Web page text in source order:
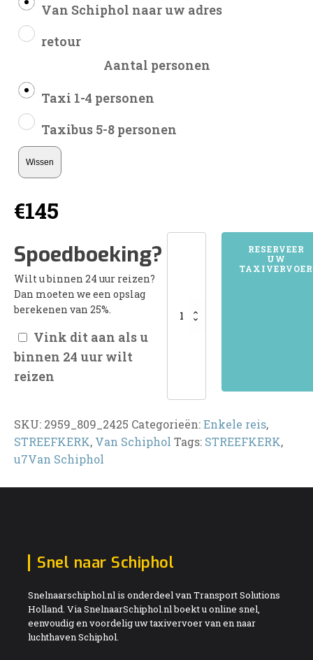
Van Schiphol naar uw adres
retour
Aantal personen
Taxi 1-4 personen
Taxibus 5-8 personen
Wissen
€145
Spoedboeking?
Wilt u binnen 24 uur reizen?
Dan moeten we een opslag
berekenen van 25%.
Vink dit aan als u
binnen 24 uur wilt
reizen
2959STREEFKERK
RESERVEER
UW
TAXIVERVOER
SKU: 2959_809_2425 Categorieën:Enkele reis,
STREEFKERK, Van Schiphol Tags: STREEFKERK,
u7Van Schiphol
Snel naar Schiphol
Snelnaarschiphol.nl is onderdeel van Transport Solutions
Holland. Via SnelnaarSchiphol.nl boekt u online snel,
eenvoudig en voordelig uw taxivervoer van en naar
luchthaven Schiphol.